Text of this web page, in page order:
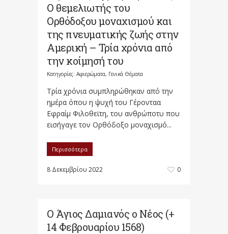
Ο θεμελιωτής του
Ορθόδοξου μοναχισμού και
της πνευματικής ζωής στην
Αμερική – Τρία χρόνια από
την κοίμησή του
Κατηγορίες: Αφιερώματα, Γενικά Θέματα
Τρία χρόνια συμπληρώθηκαν από την
ημέρα όπου η ψυχή του Γέρονταα
Εφραίμ Φιλοθεϊτη, του ανθρώποτυ που
εισήγαγε τον Ορθόδοξο μοναχισμό...
Περισσότερα
8 Δεκεμβρίου 2022 0
Ο Άγιος Δαμιανός ο Νέος (+
14 Φεβρουαρίου 1568)